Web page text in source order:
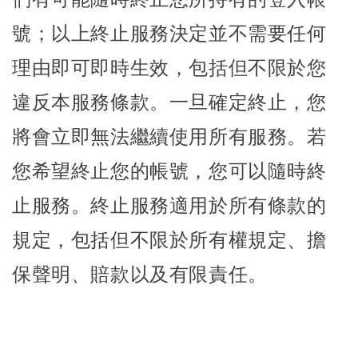
號；以上終止服務決定並不需要任何
理由即可即時生效，包括但不限於您
違反本服務條款。一旦確定終止，您
將會立即無法繼續使用所有服務。若
您希望終止您的帳號，您可以隨時終
止服務。終止服務適用於所有條款的
規定，包括但不限於所有權規定、擔
保聲明、賠款以及有限責任。